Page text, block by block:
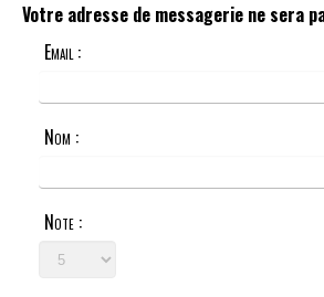
Votre adresse de messagerie ne sera
Email :
Nom :
Note :